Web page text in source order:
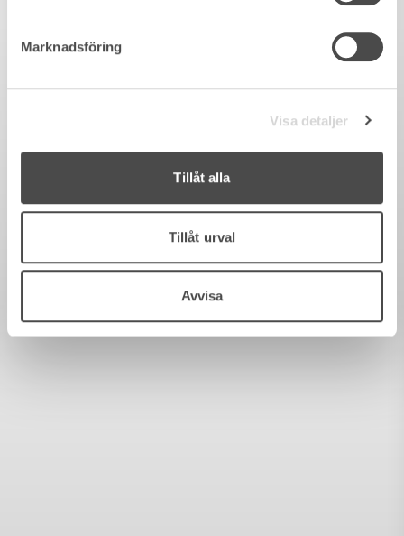
Marknadsföring
Visa detaljer
Tillåt alla
Tillåt urval
Avvisa